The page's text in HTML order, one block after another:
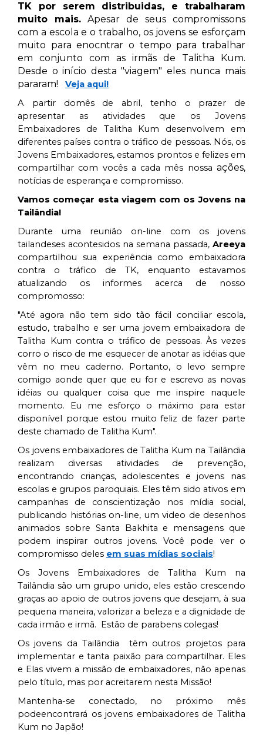
TK por serem distribuidas, e trabalharam
muito mais. Apesar de seus compromissons
com a escola e o trabalho, os jovens se esforçam
muito para enocntrar o tempo para trabalhar
em conjunto com as irmãs de Talitha Kum.
Desde o início desta "viagem" eles nunca mais
pararam!
Veja aqui!
A partir domês de abril, tenho o prazer de
apresentar as atividades que os Jovens
Embaixadores de Talitha Kum desenvolvem em
diferentes países contra o tráfico de pessoas. Nós, os
Jovens Embaixadores, estamos prontos e felizes em
compartilhar com vocês a cada mês nossa ações,
notícias de esperança e compromisso.
Vamos começar esta viagem com os Jovens na
Tailândia!
Durante uma reunião on-line com os jovens
tailandeses acontesidos na semana passada, Areeya
compartilhou sua experiência como embaixadora
contra o tráfico de TK, enquanto estavamos
atualizando os informes acerca de nosso
compromosso:
"Até agora não tem sido tão fácil conciliar escola,
estudo, trabalho e ser uma jovem embaixadora de
Talitha Kum contra o tráfico de pessoas. Às vezes
corro o risco de me esquecer de anotar as idéias que
vêm no meu caderno. Portanto, o levo sempre
comigo aonde quer que eu for e escrevo as novas
idéias ou qualquer coisa que me inspire naquele
momento. Eu me esforço o máximo para estar
disponível porque estou muito feliz de fazer parte
deste chamado de Talitha Kum".
Os jovens embaixadores de Talitha Kum na Tailândia
realizam diversas atividades de prevenção,
encontrando crianças, adolescentes e jovens nas
escolas e grupos paroquiais. Eles têm sido ativos em
campanhas de conscientização nos mídia social,
publicando histórias on-line, um video de desenhos
animados sobre Santa Bakhita e mensagens que
podem inspirar outros jovens. Você pode ver o
compromisso deles em suas mídias sociais!
Os Jovens Embaixadores de Talitha Kum na
Tailândia são um grupo unido, eles estão crescendo
graças ao apoio de outros jovens que desejam, à sua
pequena maneira, valorizar a beleza e a dignidade de
cada irmão e irmã. Estão de parabens colegas!
Os jovens da Tailândia têm outros projetos para
implementar e tanta paixão para compartilhar. Eles
e Elas vivem a missão de embaixadores, não apenas
pelo título, mas por acreitarem nesta Missão!
Mantenha-se conectado, no próximo mês
podeencontrará os jovens embaixadores de Talitha
Kum no Japão!